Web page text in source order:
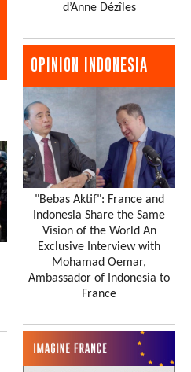
d’Anne Dézîles
OPINION INDONESIA
"Bebas Aktif": France and
Indonesia Share the Same
Vision of the World An
Exclusive Interview with
Mohamad Oemar,
Ambassador of Indonesia to
France